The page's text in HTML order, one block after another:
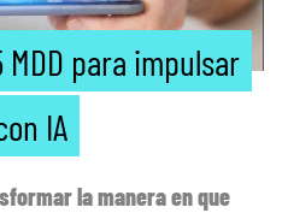
para impulsar
IA
la manera en que